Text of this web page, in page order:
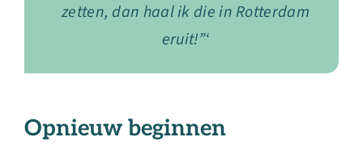
zetten, dan haal ik die in Rotterdam
eruit!”‘
Opnieuw beginnen